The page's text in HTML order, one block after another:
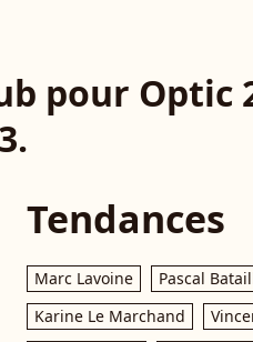
pour Optic
Tendances
Marc Lavoine
Pascal
Karine Le Marchand